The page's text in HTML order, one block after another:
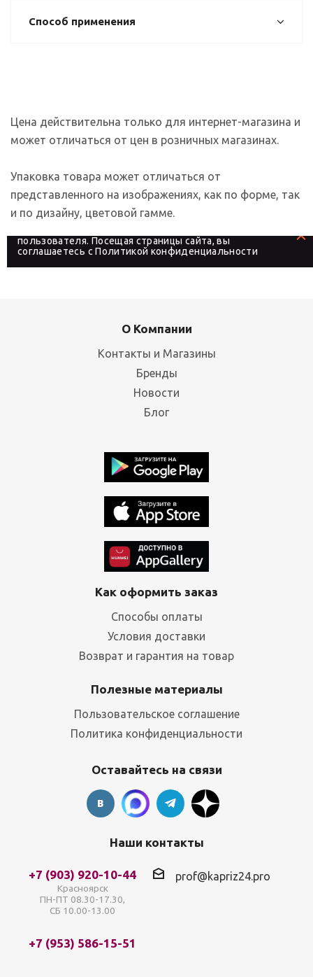
Способ применения
Цена действительна только для интернет-магазина и
может отличаться от цен в розничных магазинах.
Упаковка товара может отличаться от
представленного на изображениях, как по форме, так
и по дизайну, цветовой гамме.
На сайте используются файлы cookies, которые его
пользователя. Посещая страницы сайта, вы
соглашаетесь сПолитикой конфиденциальности
О Компании
Контакты и Магазины
Бренды
Новости
Блог
Как оформить заказ
Способы оплаты
Условия доставки
Возврат и гарантия на товар
Полезные материалы
Пользовательское соглашение
Политика конфиденциальности
Оставайтесь на связи
Наши контакты
+7 (903) 920-10-44
Красноярск
ПН-ПТ 08.30-17.30,
СБ 10.00-13.00
+7 (953) 586-15-51
prof@kapriz24.pro